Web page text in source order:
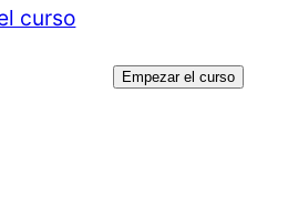
curso
Empezar el curso